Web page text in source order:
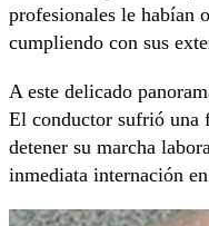
profesionales le habían
cumpliendo con sus
A este delicado
El conductor sufrió una
detener su marcha
inmediata internación